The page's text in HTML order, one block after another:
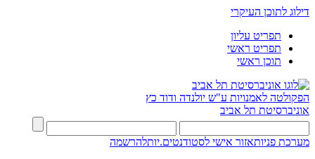
דילוג לתוכן העיקרי
תפריט עליון
תפריט ראשי
תוכן ראשי
הפקולטה לאמנויות ע"ש יולנדה ודוד כץ
אוניברסיטת תל אביב
מערכת פניותאזור אישי לסטודנטים.יותלהרשמה